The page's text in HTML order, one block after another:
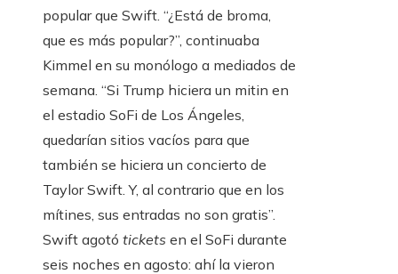
popular que Swift. “¿Está de broma,
que es más popular?”, continuaba
Kimmel en su monólogo a mediados de
semana. “Si Trump hiciera un mitin en
el estadio SoFi de Los Ángeles,
quedarían sitios vacíos para que
también se hiciera un concierto de
Taylor Swift. Y, al contrario que en los
mítines, sus entradas no son gratis”.
Swift agotó tickets en el SoFi durante
seis noches en agosto: ahí la vieron